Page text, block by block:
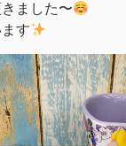
ました〜
す